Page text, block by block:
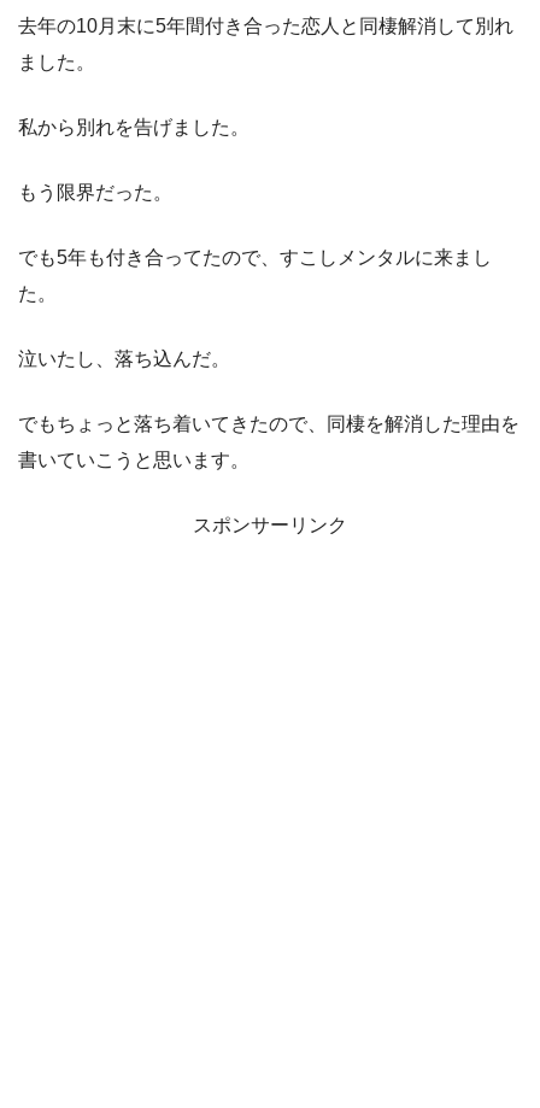
去年の10月末に5年間付き合った恋人と同棲解消して別れ
ました。
私から別れを告げました。
もう限界だった。
でも5年も付き合ってたので、すこしメンタルに来まし
た。
泣いたし、落ち込んだ。
でもちょっと落ち着いてきたので、同棲を解消した理由を
書いていこうと思います。
スポンサーリンク